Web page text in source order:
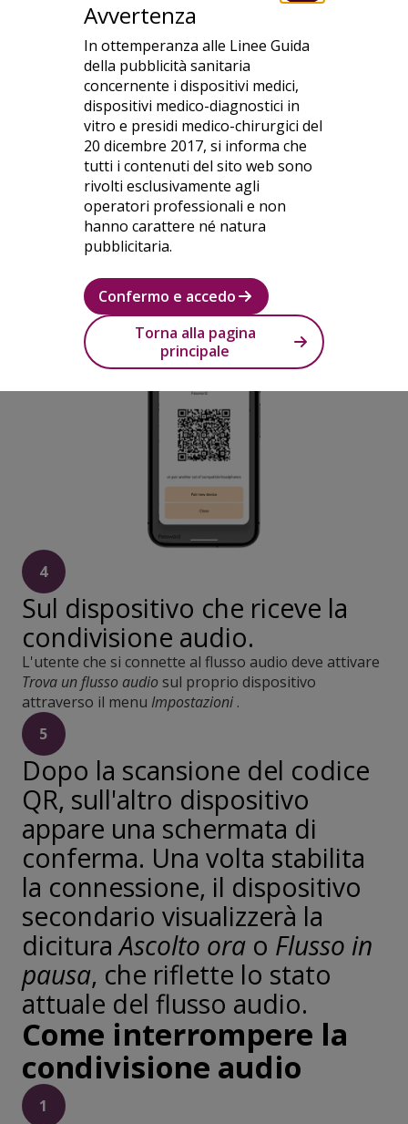
Una finestraCondividi il tuo
audio> mostrerà un codice
QR, il nome dello stream e la
password che gli altri
potranno scansionare per
unirsi all'audio.
4
Sul dispositivo che riceve la
condivisione audio.
L'utente che si connette al flusso audio deve attivare
Trova un flusso audio sul proprio dispositivo
attraverso il menu Impostazioni .
5
Dopo la scansione del codice
QR, sull'altro dispositivo
appare una schermata di
conferma. Una volta stabilita
la connessione, il dispositivo
secondario visualizzerà la
dicituraAscolto ora o Flusso in
pausa, che riflette lo stato
attuale del flusso audio.
Come interrompere la
condivisione audio
1
Avvertenza
In ottemperanza alle Linee Guida
della pubblicità sanitaria
concernente i dispositivi medici,
dispositivi medico-diagnostici in
vitro e presidi medico-chirurgici del
20 dicembre 2017, si informa che
tutti i contenuti del sito web sono
rivolti esclusivamente agli
operatori professionali e non
hanno carattere né natura
pubblicitaria.
Confermo e accedo
Torna alla pagina
principale